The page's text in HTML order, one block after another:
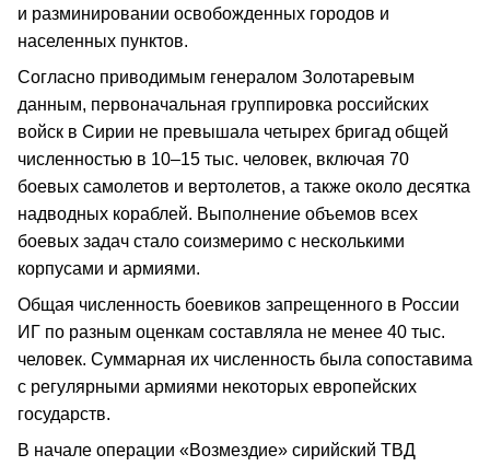
и разминировании освобожденных городов и
населенных пунктов.
Согласно приводимым генералом Золотаревым
данным, первоначальная группировка российских
войск в Сирии не превышала четырех бригад общей
численностью в 10–15 тыс. человек, включая 70
боевых самолетов и вертолетов, а также около десятка
надводных кораблей. Выполнение объемов всех
боевых задач стало соизмеримо с несколькими
корпусами и армиями.
Общая численность боевиков запрещенного в России
ИГ по разным оценкам составляла не менее 40 тыс.
человек. Суммарная их численность была сопоставима
с регулярными армиями некоторых европейских
государств.
В начале операции «Возмездие» сирийский ТВД